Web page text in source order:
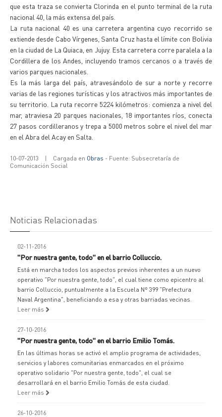
que esta traza se convierta Clorinda en el punto terminal de la ruta
nacional 40, la más extensa del país.
La ruta nacional 40 es una carretera argentina cuyo recorrido se
extiende desde Cabo Vírgenes, Santa Cruz hasta el límite con Bolivia
en la ciudad de La Quiaca, en Jujuy. Esta carretera corre paralela a la
Cordillera de los Andes, incluyendo tramos cercanos o a través de
varios parques nacionales.
Es la más larga del país, atravesándolo de sur a norte y recorre
varias de las regiones turísticas y los atractivos más importantes de
su territorio. La ruta recorre 5224 kilómetros: comienza a nivel del
mar, atraviesa 20 parques nacionales, 18 importantes ríos, conecta
27 pasos cordilleranos y trepa a 5000 metros sobre el nivel del mar
en el Abra del Acay en Salta.
10-07-2013 | Cargada en Obras - Fuente: Subsecretaría de
Comunicación Social
Noticias Relacionadas
02-11-2016
"Por nuestra gente, todo" en el barrio Colluccio.
Está en marcha todos los aspectos previos inherentes a un nuevo
operativo "Por nuestra gente, todo", el cual tiene como epicentro al
barrio Colluccio, puntualmente a la Escuela Nº 399 "Prefectura
Naval Argentina", beneficiando a esa y otras barriadas vecinas.
Leer más
27-10-2016
"Por nuestra gente, todo" en el barrio Emilio Tomás.
En las últimas horas se activó el amplio programa de actividades,
servicios y labores comunitarias enmarcados en el próximo
operativo solidario "Por nuestra gente, todo", el cual se
desarrollará en el barrio Emilio Tomás de esta ciudad.
Leer más
26-10-2016